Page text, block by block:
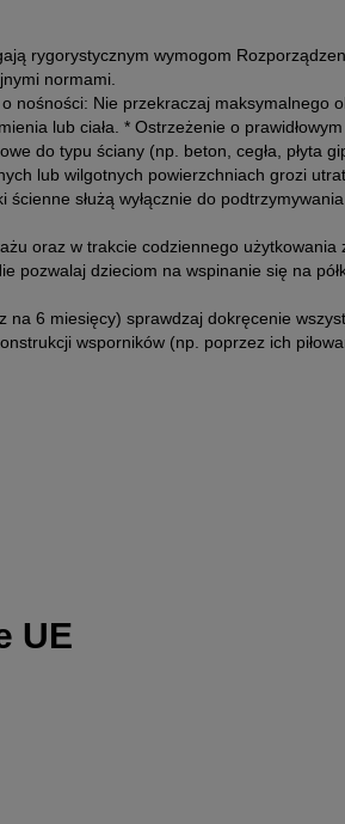
rygorystycznym wymogom
normami.
nośności: Nie przekraczaj
lub ciała. * Ostrzeżenie o
do typu ściany (np. beton, cegła, płyta
lub wilgotnych powierzchniach grozi
służą wyłącznie do
oraz w trakcie codziennego
pozwalaj dzieciom na wspinanie się na
6 miesięcy) sprawdzaj dokręcenie
wsporników (np. poprzez ich
UE